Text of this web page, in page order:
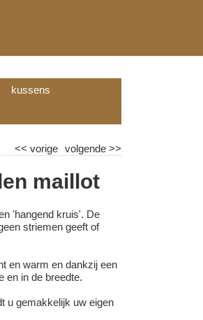
(
kussens
volgende>>
<< vorige
maillot
'hangend kruis'. De
striemen geeft of
en warm en dankzij een
en in de breedte.
u gemakkelijk uw eigen